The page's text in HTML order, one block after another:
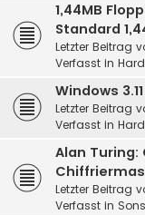
1,44MB
Standard
Letzter Beitrag
Verfasst in
Windows
Letzter Beitrag
Verfasst in
Alan Turing:
Letzter Beitrag
Verfasst in